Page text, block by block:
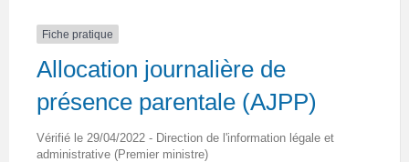
Fiche pratique
Allocation journalière de
présence parentale (AJPP)
Vérifié le 29/04/2022 - Direction de l'information légale et
administrative (Premier ministre)